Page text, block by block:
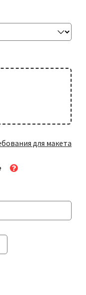
для макета